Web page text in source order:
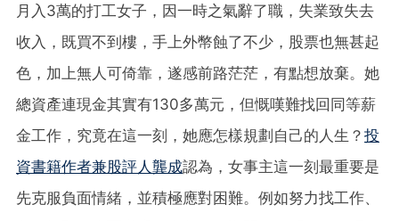
月入3萬的打工女子，因一時之氣辭了職，失業致失去
收入，既買不到樓，手上外幣蝕了不少，股票也無甚起
色，加上無人可倚靠，遂感前路茫茫，有點想放棄。她
總資產連現金其實有130多萬元，但慨嘆難找回同等薪
金工作，究竟在這一刻，她應怎樣規劃自己的人生？ 投
資書籍作者兼股評人龔成認為，女事主這一刻最重要是
先克服負面情緒，並積極應對困難。例如努力找工作、